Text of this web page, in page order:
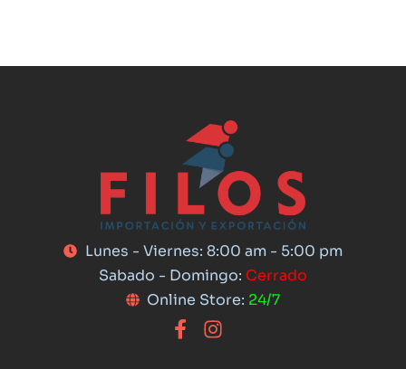
Lunes - Viernes: 8:00 am - 5:00 pm
Sabado - Domingo: Cerrado
Online Store: 24/7